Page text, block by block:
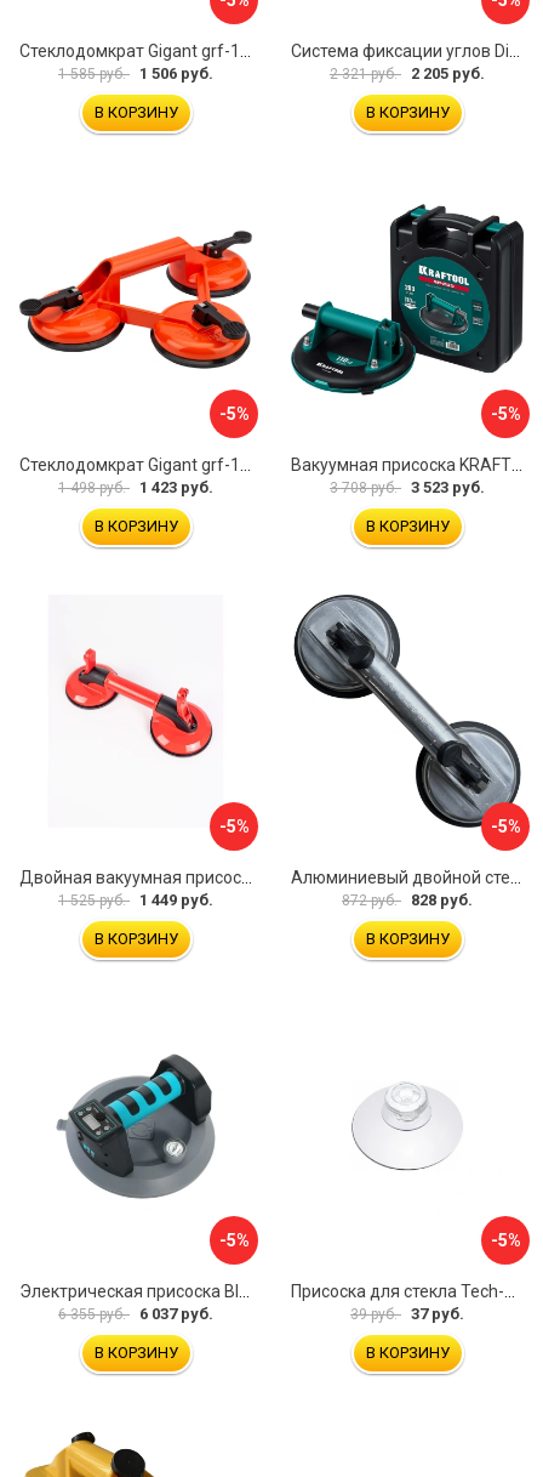
1 585 руб. 1 506 руб.
В КОРЗИНУ
2 321 руб. 2 205 руб.
В КОРЗИНУ
-5%
1 498 руб. 1 423 руб.
В КОРЗИНУ
-5%
3 708 руб. 3 523 руб.
В КОРЗИНУ
-5%
Двойная вакуумная присоска ARMA P620
1 525 руб. 1 449 руб.
В КОРЗИНУ
-5%
Алюминиевый двойной стеклодомкрат УправДом 4100002750
872 руб. 828 руб.
В КОРЗИНУ
-5%
6 355 руб. 6 037 руб.
В КОРЗИНУ
-5%
39 руб. 37 руб.
В КОРЗИНУ